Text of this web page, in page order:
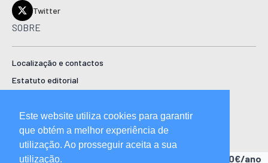
Twitter
SOBRE
Localização e contactos
Estatuto editorial
Manual de boas práticas editoriais e código de conduta
Descubra as vantagens de ser assinante. A partir de 15,90€/ano
Este website utiliza cookies para garantir
que obtém a melhor experiência de
utilização. Ao prosseguir aceita a sua
utilização.